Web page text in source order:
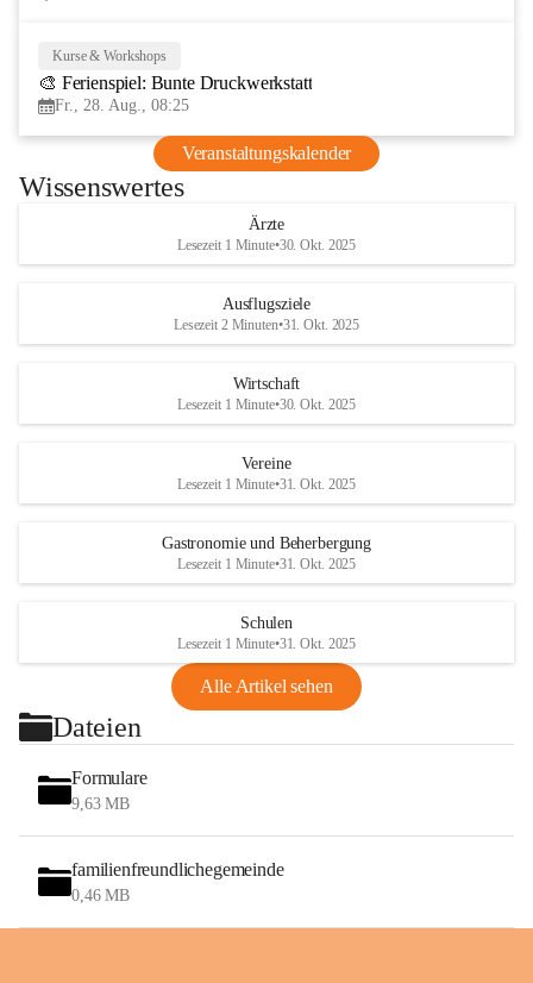
Kurse & Workshops
🎨 Ferienspiel: Bunte Druckwerkstatt
Fr., 28. Aug., 08:25
Veranstaltungskalender
Wissenswertes
Ärzte
Lesezeit 1 Minute•30. Okt. 2025
Ausflugsziele
Lesezeit 2 Minuten•31. Okt. 2025
Wirtschaft
Lesezeit 1 Minute•30. Okt. 2025
Vereine
Lesezeit 1 Minute•31. Okt. 2025
Gastronomie und Beherbergung
Lesezeit 1 Minute•31. Okt. 2025
Schulen
Lesezeit 1 Minute•31. Okt. 2025
Alle Artikel sehen
Dateien
Formulare
9,63 MB
familienfreundlichegemeinde
0,46 MB